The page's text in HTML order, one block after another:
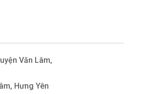
Văn Lâm,
Hưng Yên